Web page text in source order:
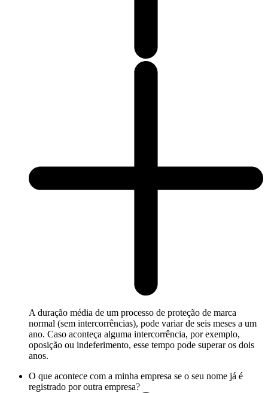
A duração média de um processo de proteção de marca
normal (sem intercorrências), pode variar de seis meses a um
ano. Caso aconteça alguma intercorrência, por exemplo,
oposição ou indeferimento, esse tempo pode superar os dois
anos.
O que acontece com a minha empresa se o seu nome já é
registrado por outra empresa?